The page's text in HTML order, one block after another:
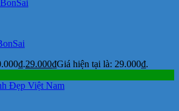
29.000₫Giá hiện tại là: 29.000₫.